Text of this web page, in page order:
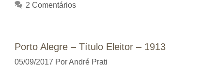
2 Comentários
Porto Alegre – Título Eleitor – 1913
05/09/2017 PorAndré Prati